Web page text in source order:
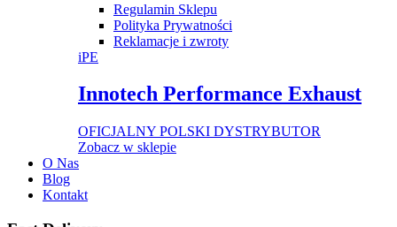
Regulamin Sklepu
Polityka Prywatności
Reklamacje i zwroty
iPE
Innotech Performance Exhaust
OFICJALNY POLSKI DYSTRYBUTOR
Zobacz w sklepie
O Nas
Blog
Kontakt